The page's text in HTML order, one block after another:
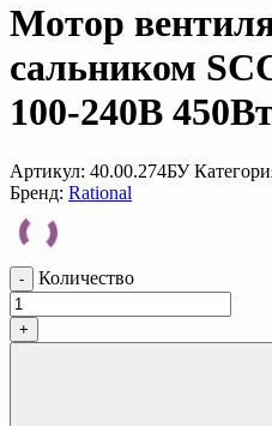
Мотор
сальником
100-240В
Артикул: 40.00.274БУ
Бренд: Rational
- Количество
+